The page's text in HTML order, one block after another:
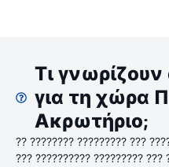
Τι γνωρίζουν
για τη χώρα
Ακρωτήριο;
?? ???????? ????????? ???
??? ?????????? ?????????